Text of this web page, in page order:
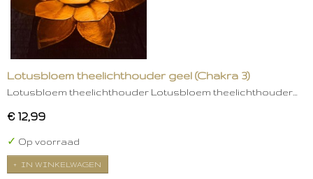
Lotusbloem theelichthouder geel (Chakra 3)
Lotusbloem theelichthouder Lotusbloem theelichthouder…
€ 12,99
✓ Op voorraad
IN WINKELWAGEN